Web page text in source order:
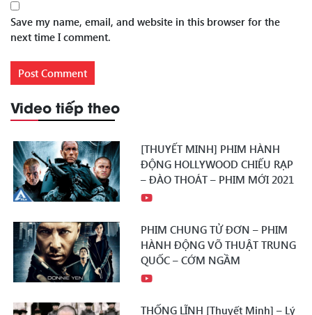
Save my name, email, and website in this browser for the
next time I comment.
Video tiếp theo
[THUYẾT MINH] PHIM HÀNH
ĐỘNG HOLLYWOOD CHIẾU RẠP
– ĐÀO THOÁT – PHIM MỚI 2021
PHIM CHUNG TỬ ĐƠN – PHIM
HÀNH ĐỘNG VÕ THUẬT TRUNG
QUỐC – CỚM NGẦM
THỐNG LĨNH [Thuyết Minh] – Lý